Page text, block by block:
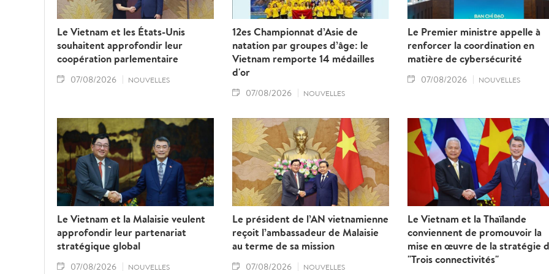
Le Vietnam et les États-Unis
souhaitent approfondir leur
coopération parlementaire
07/08/2026 NOUVELLES
12es Championnat d’Asie de
natation par groupes d’âge: le
Vietnam remporte 14 médailles
d'or
07/08/2026 NOUVELLES
Le Premier ministre appelle à
renforcer la coordination en
matière de cybersécurité
07/08/2026 NOUVELLES
Le Vietnam et la Malaisie veulent
approfondir leur partenariat
stratégique global
07/08/2026 NOUVELLES
Le président de l’AN vietnamienne
reçoit l’ambassadeur de Malaisie
au terme de sa mission
07/08/2026 NOUVELLES
Le Vietnam et la Thaïlande
conviennent de promouvoir la
mise en œuvre de la stratégie
"Trois connectivités"